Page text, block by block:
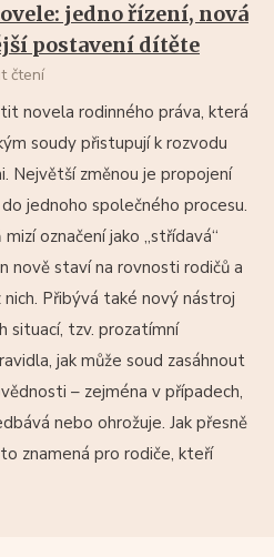
jedno řízení, nová
postavení dítěte
čtení
novela rodinného práva, která
soudy přistupují k rozvodu
Největší změnou je propojení
jednoho společného procesu.
označení jako „střídavá“
nově staví na rovnosti rodičů a
Přibývá také nový nástroj
situací, tzv. prozatímní
jak může soud zasáhnout
– zejména v případech,
nebo ohrožuje. Jak přesně
znamená pro rodiče, kteří